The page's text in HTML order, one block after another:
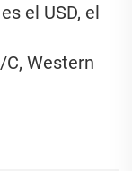
el USD, el
Western